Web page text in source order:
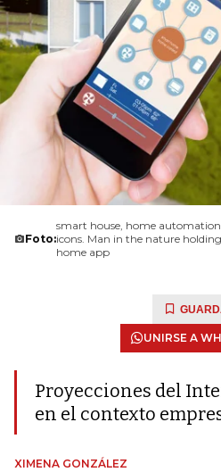
Foto:
smart house, home
icons. Man in the nature
home app
UNIRSE A
Proyecciones del
en el contexto
XIMENA GONZÁLEZ